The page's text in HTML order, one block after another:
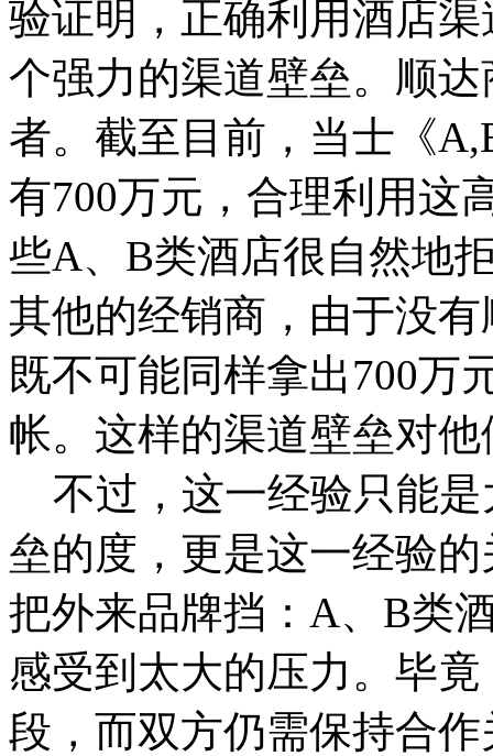
验证明，正确利用酒店
个强力的渠道壁垒。顺
者。截至目前，当士《
有700万元，合理利用这
些A、B类酒店很自然地
其他的经销商，由于没
既不可能同样拿出700万
帐。这样的渠道壁垒对
不过，这一经验只能是
垒的度，更是这一经验
把外来品牌挡：A、B类
感受到太大的压力。毕
段，而双方仍需保持合